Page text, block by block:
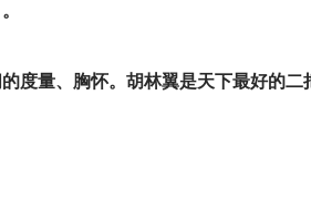
度量、胸怀。胡林翼是天下最好的二